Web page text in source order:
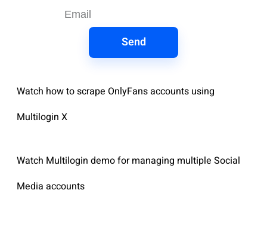
Send
Watch how to scrape OnlyFans accounts using
Multilogin X
Watch Multilogin demo for managing multiple Social
Media accounts